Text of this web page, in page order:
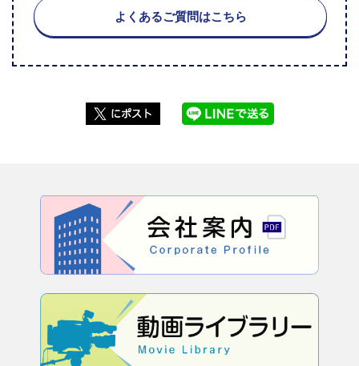
よくあるご質問はこちら